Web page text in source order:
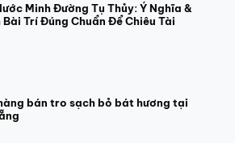
Minh Đường Tụ Thủy: Ý Nghĩa &
Bài Trí Đúng Chuẩn Để Chiêu Tài
bán tro sạch bỏ bát hương tại